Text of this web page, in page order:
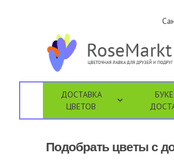
ДОСТАВКА
ЦВЕТОВ
Подобрать цветы с